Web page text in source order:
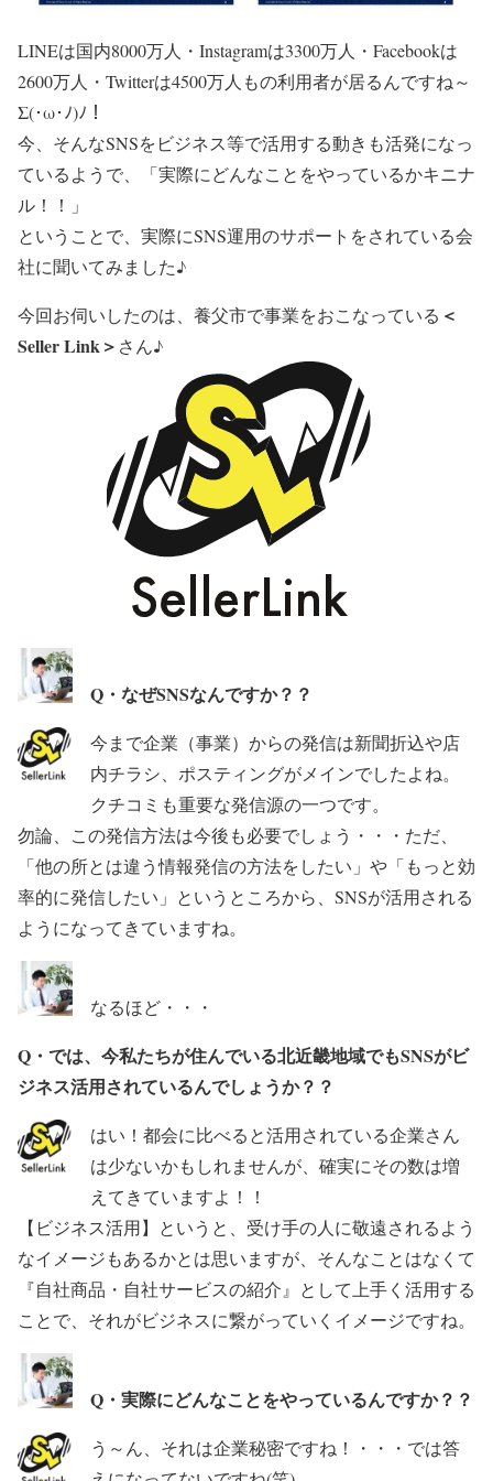
LINEは国内8000万人・Instagramは3300万人・Facebookは
2600万人・Twitterは4500万人もの利用者が居るんですね～
Σ(･ω･ﾉ)ﾉ！
今、そんなSNSをビジネス等で活用する動きも活発になっ
ているようで、「実際にどんなことをやっているかキニナ
ル！！」
ということで、実際にSNS運用のサポートをされている会
社に聞いてみました♪
今回お伺いしたのは、養父市で事業をおこなっている ＜
Seller Link＞ さん♪
Q・なぜSNSなんですか？？
今まで企業（事業）からの発信は新聞折込や店
内チラシ、ポスティングがメインでしたよね。
クチコミも重要な発信源の一つです。
勿論、この発信方法は今後も必要でしょう・・・ただ、
「他の所とは違う情報発信の方法をしたい」や「もっと効
率的に発信したい」というところから、SNSが活用される
ようになってきていますね。
なるほど・・・
Q・では、今私たちが住んでいる北近畿地域でもSNSがビ
ジネス活用されているんでしょうか？？
はい！都会に比べると活用されている企業さん
は少ないかもしれませんが、確実にその数は増
えてきていますよ！！
【ビジネス活用】というと、受け手の人に敬遠されるよう
なイメージもあるかとは思いますが、そんなことはなくて
『自社商品・自社サービスの紹介』として上手く活用する
ことで、それがビジネスに繋がっていくイメージですね。
Q・実際にどんなことをやっているんですか？？
う～ん、それは企業秘密ですね！・・・では答